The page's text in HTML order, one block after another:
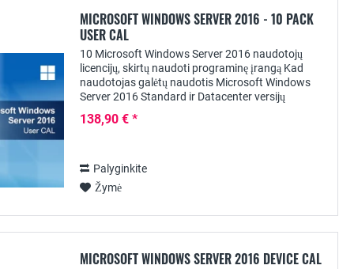
MICROSOFT WINDOWS SERVER 2016 - 10 PACK
USER CAL
10 Microsoft Windows Server 2016 naudotojų
licencijų, skirtų naudoti programinę įrangą Kad
naudotojas galėtų naudotis Microsoft Windows
Server 2016 Standard ir Datacenter versijų
reikia...
138,90 € *
Palyginkite
Žymė
MICROSOFT WINDOWS SERVER 2016 DEVICE CAL